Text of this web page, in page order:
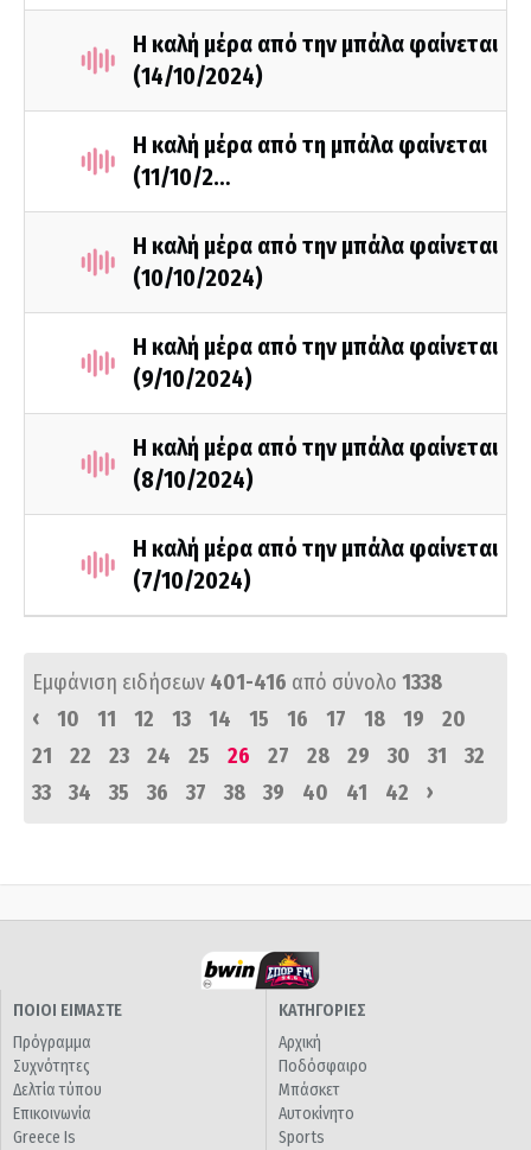
Η καλή μέρα από την μπάλα φαίνεται
(14/10/2024)
Η καλή μέρα από τη μπάλα φαίνεται
(11/10/2…
Η καλή μέρα από την μπάλα φαίνεται
(10/10/2024)
Η καλή μέρα από την μπάλα φαίνεται
(9/10/2024)
Η καλή μέρα από την μπάλα φαίνεται
(8/10/2024)
Η καλή μέρα από την μπάλα φαίνεται
(7/10/2024)
Εμφάνιση ειδήσεων 401-416 από σύνολο 1338
‹
10 11 12 13 14 15 16 17 18 19
20
21
22 23 24 25 26 27 28 29 30 31
32
33
34 35 36 37 38 39 40 41 42 ›
ΠΟΙΟΙ ΕΙΜΑΣΤΕ
Πρόγραμμα
Συχνότητες
Δελτία τύπου
Επικοινωνία
Greece Is
ΚΑΤΗΓΟΡΙΕΣ
Αρχική
Ποδόσφαιρο
Μπάσκετ
Αυτοκίνητο
Sports